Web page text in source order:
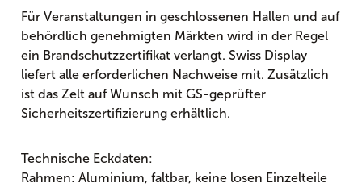
Für Veranstaltungen in geschlossenen Hallen und auf
behördlich genehmigten Märkten wird in der Regel
ein Brandschutzzertifikat verlangt. Swiss Display
liefert alle erforderlichen Nachweise mit. Zusätzlich
ist das Zelt auf Wunsch mit GS-geprüfter
Sicherheitszertifizierung erhältlich.
Technische Eckdaten:
Rahmen: Aluminium, faltbar, keine losen Einzelteile